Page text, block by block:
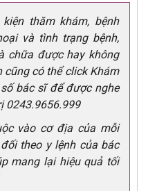
thăm khám, bệnh
và tình trạng bệnh,
chữa được hay không
có thể click Khám
bác sĩ để được nghe
0243.9656.999
vào cơ địa của mỗi
theo y lệnh của bác
mang lại hiệu quả tối